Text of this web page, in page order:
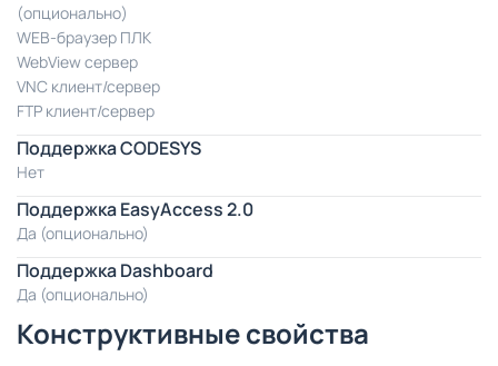
(опционально)
WEB-браузер ПЛК
WebView сервер
VNC клиент/сервер
FTP клиент/сервер
Поддержка CODESYS
Нет
Поддержка EasyAccess 2.0
Да (опционально)
Поддержка Dashboard
Да (опционально)
Конструктивные свойства